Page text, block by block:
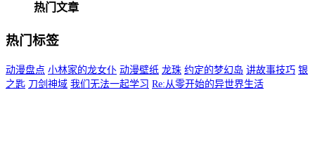
热门文章
热门标签
动漫盘点 小林家的龙女仆 动漫壁纸 龙珠 约定的梦幻岛 讲故事技巧 银
之匙 刀剑神域 我们无法一起学习 Re:从零开始的异世界生活